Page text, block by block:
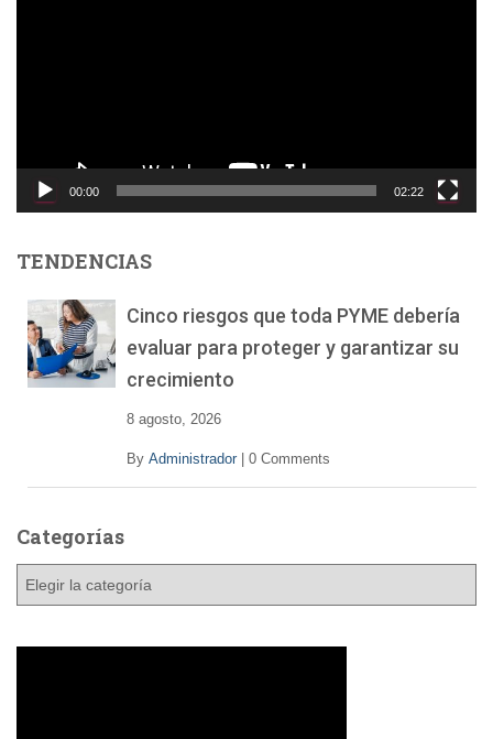
e
00:00 02:22
TENDENCIAS
Cinco riesgos que toda PYME debería
evaluar para proteger y garantizar su
crecimiento
8 agosto, 2026
By Administrador 0 Comments
Categorías
e